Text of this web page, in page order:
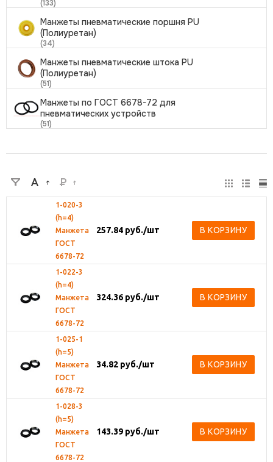
(133)
Манжеты пневматические поршня PU
(Полиуретан)
(34)
Манжеты пневматические штока PU
(Полиуретан)
(51)
Манжеты по ГОСТ 6678-72 для
пневматических устройств
(51)
1-020-3
(h=4)
Манжета
ГОСТ
6678-72
257.84 руб./шт В КОРЗИНУ
1-022-3
(h=4)
Манжета
ГОСТ
6678-72
324.36 руб./шт В КОРЗИНУ
1-025-1
(h=5)
Манжета
ГОСТ
6678-72
34.82 руб./шт В КОРЗИНУ
1-028-3
(h=5)
Манжета
ГОСТ
6678-72
143.39 руб./шт В КОРЗИНУ